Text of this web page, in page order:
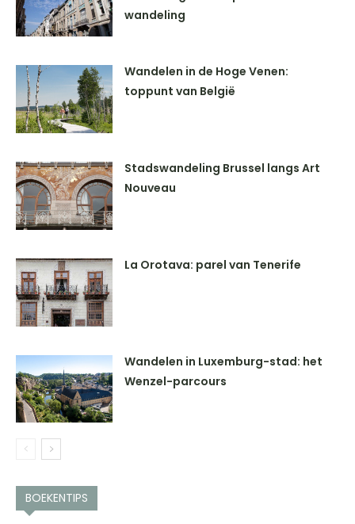
wandeling
Wandelen in de Hoge Venen:
toppunt van België
Stadswandeling Brussel langs Art
Nouveau
La Orotava: parel van Tenerife
Wandelen in Luxemburg-stad: het
Wenzel-parcours
BOEKENTIPS